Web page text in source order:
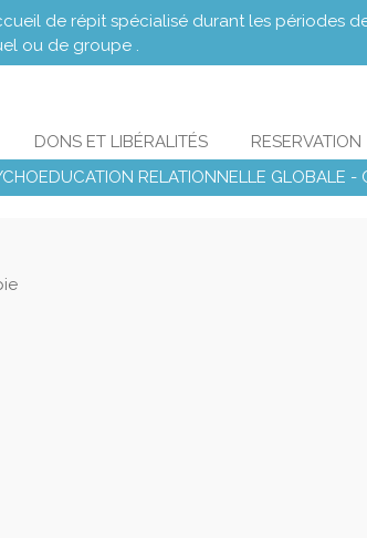
de répit spécialisé durant les périodes
ou de groupe .
DONS ET LIBÉRALITÉS
RESERVATION
RELATIONNELLE GLOBALE -